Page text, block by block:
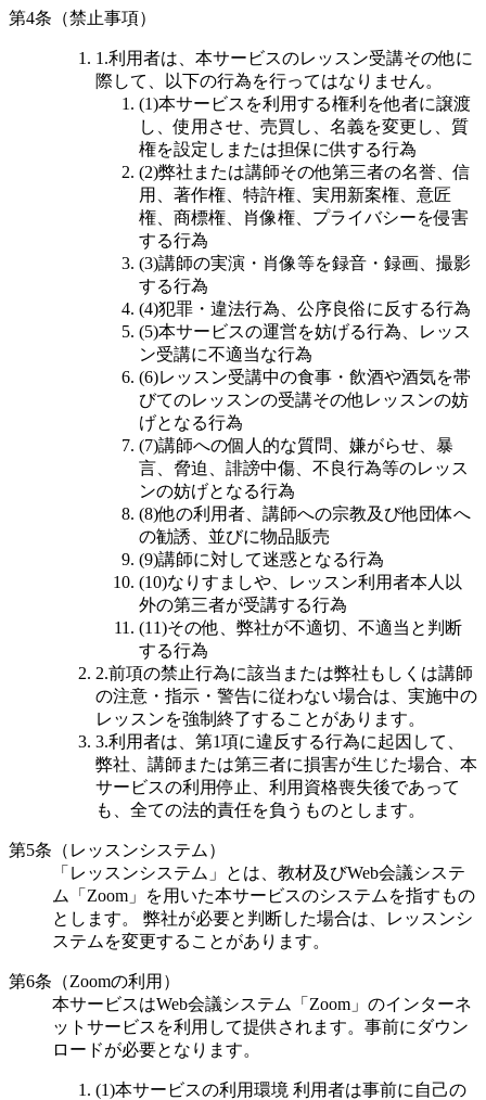
第4条（禁止事項）
1.利用者は、本サービスのレッスン受講その他に
際して、以下の行為を行ってはなりません。
(1)本サービスを利用する権利を他者に譲渡
し、使用させ、売買し、名義を変更し、質
権を設定しまたは担保に供する行為
(2)弊社または講師その他第三者の名誉、信
用、著作権、特許権、実用新案権、意匠
権、商標権、肖像権、プライバシーを侵害
する行為
(3)講師の実演・肖像等を録音・録画、撮影
する行為
(4)犯罪・違法行為、公序良俗に反する行為
(5)本サービスの運営を妨げる行為、レッス
ン受講に不適当な行為
(6)レッスン受講中の食事・飲酒や酒気を帯
びてのレッスンの受講その他レッスンの妨
げとなる行為
(7)講師への個人的な質問、嫌がらせ、暴
言、脅迫、誹謗中傷、不良行為等のレッス
ンの妨げとなる行為
(8)他の利用者、講師への宗教及び他団体へ
の勧誘、並びに物品販売
(9)講師に対して迷惑となる行為
(10)なりすましや、レッスン利用者本人以
外の第三者が受講する行為
(11)その他、弊社が不適切、不適当と判断
する行為
2.前項の禁止行為に該当または弊社もしくは講師
の注意・指示・警告に従わない場合は、実施中の
レッスンを強制終了することがあります。
3.利用者は、第1項に違反する行為に起因して、
弊社、講師または第三者に損害が生じた場合、本
サービスの利用停止、利用資格喪失後であって
も、全ての法的責任を負うものとします。
第5条（レッスンシステム）
「レッスンシステム」とは、教材及びWeb会議システ
ム「Zoom」を用いた本サービスのシステムを指すもの
とします。 弊社が必要と判断した場合は、レッスンシ
ステムを変更することがあります。
第6条（Zoomの利用）
本サービスはWeb会議システム「Zoom」のインターネ
ットサービスを利用して提供されます。事前にダウン
ロードが必要となります。
(1)本サービスの利用環境 利用者は事前に自己の